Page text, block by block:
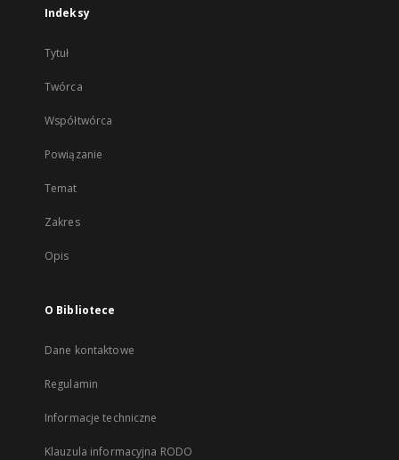
Indeksy
Tytuł
Twórca
Współtwórca
Powiązanie
Temat
Zakres
Opis
O Bibliotece
Dane kontaktowe
Regulamin
Informacje techniczne
Klauzula informacyjna RODO